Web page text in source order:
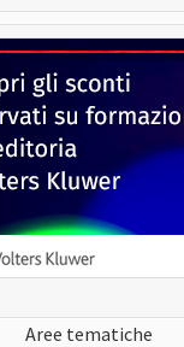
Aree tematiche